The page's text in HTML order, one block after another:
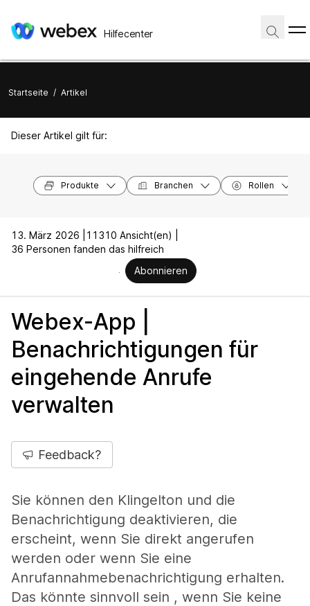
Hilfecenter
Startseite / Artikel
Dieser Artikel gilt für:
Produkte Branchen Rollen
13. März 2026 |
11310 Ansicht(en) |
36 Personen fanden das hilfreich
Abonnieren
Webex-App |
Benachrichtigungen für
eingehende Anrufe
verwalten
Feedback?
Sie können den Klingelton und die
Benachrichtigung deaktivieren, die
erscheint, wenn Sie direkt angerufen
werden oder wenn Sie eine
Anrufannahmebenachrichtigung erhalten.
Das könnte sinnvoll sein , wenn Sie keine